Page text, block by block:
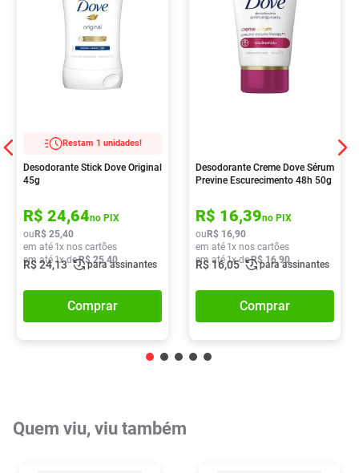
Restam 1 unidades!
Desodorante Stick Dove Original
45g
R$ 24,64no PIX
ou R$ 25,40
em até 1x nos cartões
em até 1x deR$ 25,40
R$24,13 para assinantes
Comprar
Desodorante Creme Dove Sérum
Previne Escurecimento 48h 50g
R$ 16,39no PIX
ou R$ 16,90
em até 1x nos cartões
em até1x deR$ 16,90
R$16,05 para assinantes
Comprar
Quem viu, viu também